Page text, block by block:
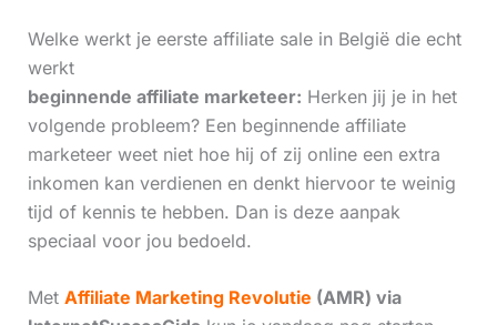
Welke werkt je eerste affiliate sale in België die echt
werkt
beginnende affiliate marketeer: Herken jij je in het
volgende probleem? Een beginnende affiliate
marketeer weet niet hoe hij of zij online een extra
inkomen kan verdienen en denkt hiervoor te weinig
tijd of kennis te hebben. Dan is deze aanpak
speciaal voor jou bedoeld.
Met Affiliate Marketing Revolutie (AMR) via